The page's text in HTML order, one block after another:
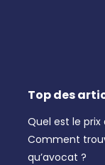
Top des
Quel est le prix
Comment
qu’avocat ?